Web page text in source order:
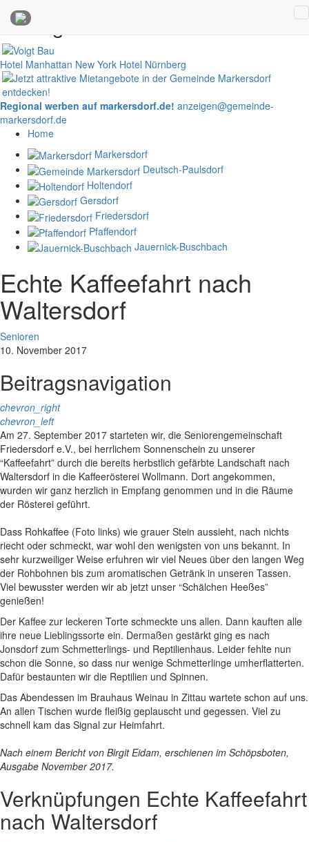
Anzeigen
Hotel Manhattan New York Hotel Nürnberg
Regional werben auf markersdorf.de! anzeigen@gemeinde-
markersdorf.de
Home
Markersdorf
Deutsch-Paulsdorf
Holtendorf
Gersdorf
Friedersdorf
Pfaffendorf
Jauernick-Buschbach
Echte Kaffeefahrt nach
Waltersdorf
Senioren
10. November 2017
Beitragsnavigation
chevron_right
chevron_left
Am 27. September 2017 starteten wir, die Seniorengemeinschaft
Friedersdorf e.V., bei herrlichem Sonnenschein zu unserer
“Kaffeefahrt” durch die bereits herbstlich gefärbte Landschaft nach
Waltersdorf in die Kaffeerösterei Wollmann. Dort angekommen,
wurden wir ganz herzlich in Empfang genommen und in die Räume
der Rösterei geführt.
Dass Rohkaffee (Foto links) wie grauer Stein aussieht, nach nichts
riecht oder schmeckt, war wohl den wenigsten von uns bekannt. In
sehr kurzweiliger Weise erfuhren wir viel Neues über den langen Weg
der Rohbohnen bis zum aromatischen Getränk in unseren Tassen.
Viel bewusster werden wir ab jetzt unser “Schälchen Heeßes”
genießen!
Der Kaffee zur leckeren Torte schmeckte uns allen. Dann kauften alle
ihre neue Lieblingssorte ein. Dermaßen gestärkt ging es nach
Jonsdorf zum Schmetterlings- und Reptilienhaus. Leider fehlte nun
schon die Sonne, so dass nur wenige Schmetterlinge umherflatterten.
Dafür bestaunten wir die Reptilien und Spinnen.
Das Abendessen im Brauhaus Weinau in Zittau wartete schon auf uns.
An allen Tischen wurde fleißig geplauscht und gegessen. Viel zu
schnell kam das Signal zur Heimfahrt.
Nach einem Bericht von Birgit Eidam, erschienen im Schöpsboten,
Ausgabe November 2017.
Verknüpfungen Echte Kaffeefahrt
nach Waltersdorf